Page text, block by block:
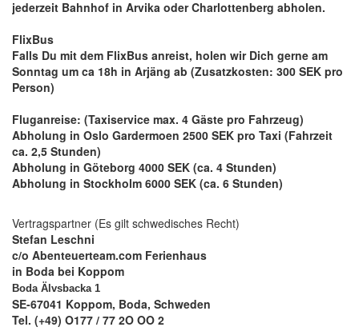
jederzeit Bahnhof in Arvika oder Charlottenberg abholen.
FlixBus
Falls Du mit dem FlixBus anreist, holen wir Dich gerne am
Sonntag um ca 18h in Arjäng ab (Zusatzkosten: 300 SEK pro
Person)
Fluganreise: (Taxiservice max. 4 Gäste pro Fahrzeug)
Abholung in Oslo Gardermoen 2500 SEK pro Taxi (Fahrzeit
ca. 2,5 Stunden)
Abholung in Göteborg 4000 SEK (ca. 4 Stunden)
Abholung in Stockholm 6000 SEK (ca. 6 Stunden)
Vertragspartner (Es gilt schwedisches Recht)
Stefan Leschni
c/o Abenteuerteam.com Ferienhaus
in Boda bei Koppom
Boda Älvsbacka 1
SE-67041 Koppom, Boda, Schweden
Tel. (+49) O177 / 77 2O OO 2